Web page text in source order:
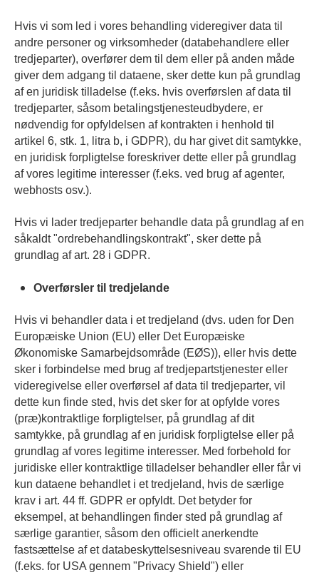
Hvis vi som led i vores behandling videregiver data til
andre personer og virksomheder (databehandlere eller
tredjeparter), overfører dem til dem eller på anden måde
giver dem adgang til dataene, sker dette kun på grundlag
af en juridisk tilladelse (f.eks. hvis overførslen af data til
tredjeparter, såsom betalingstjenesteudbydere, er
nødvendig for opfyldelsen af kontrakten i henhold til
artikel 6, stk. 1, litra b, i GDPR), du har givet dit samtykke,
en juridisk forpligtelse foreskriver dette eller på grundlag
af vores legitime interesser (f.eks. ved brug af agenter,
webhosts osv.).
Hvis vi lader tredjeparter behandle data på grundlag af en
såkaldt "ordrebehandlingskontrakt", sker dette på
grundlag af art. 28 i GDPR.
Overførsler til tredjelande
Hvis vi behandler data i et tredjeland (dvs. uden for Den
Europæiske Union (EU) eller Det Europæiske
Økonomiske Samarbejdsområde (EØS)), eller hvis dette
sker i forbindelse med brug af tredjepartstjenester eller
videregivelse eller overførsel af data til tredjeparter, vil
dette kun finde sted, hvis det sker for at opfylde vores
(præ)kontraktlige forpligtelser, på grundlag af dit
samtykke, på grundlag af en juridisk forpligtelse eller på
grundlag af vores legitime interesser. Med forbehold for
juridiske eller kontraktlige tilladelser behandler eller får vi
kun dataene behandlet i et tredjeland, hvis de særlige
krav i art. 44 ff. GDPR er opfyldt. Det betyder for
eksempel, at behandlingen finder sted på grundlag af
særlige garantier, såsom den officielt anerkendte
fastsættelse af et databeskyttelsesniveau svarende til EU
(f.eks. for USA gennem "Privacy Shield") eller